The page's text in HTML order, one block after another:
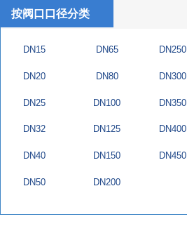
按阀口口径分类
DN65
DN80
DN100
DN125
DN150
DN200
DN15
DN20
DN25
DN32
DN40
DN50
DN250
DN300
DN350
DN400
DN450